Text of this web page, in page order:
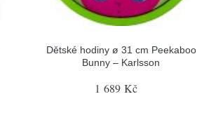
Dětské hodiny ø 31 cm Peekaboo
Bunny – Karlsson
1 689 Kč